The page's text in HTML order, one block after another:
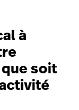
à
soit